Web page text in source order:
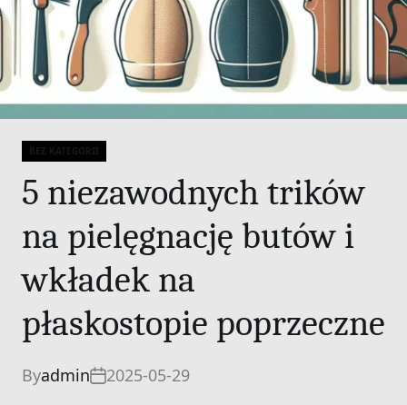
Categories
BEZ KATEGORII
5 niezawodnych trików
na pielęgnację butów i
wkładek na
płaskostopie poprzeczne
Byadmin 2025-05-29